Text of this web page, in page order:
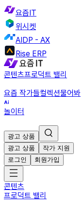
요즘IT
위시켓
AIDP - AX
Rise ERP
콘텐츠프로덕트 밸리
요즘 작가들컬렉션물어봐
놀이터
광고 상품
광고 상품
작가 지원
로그인
회원가입
콘텐츠
프로덕트 밸리